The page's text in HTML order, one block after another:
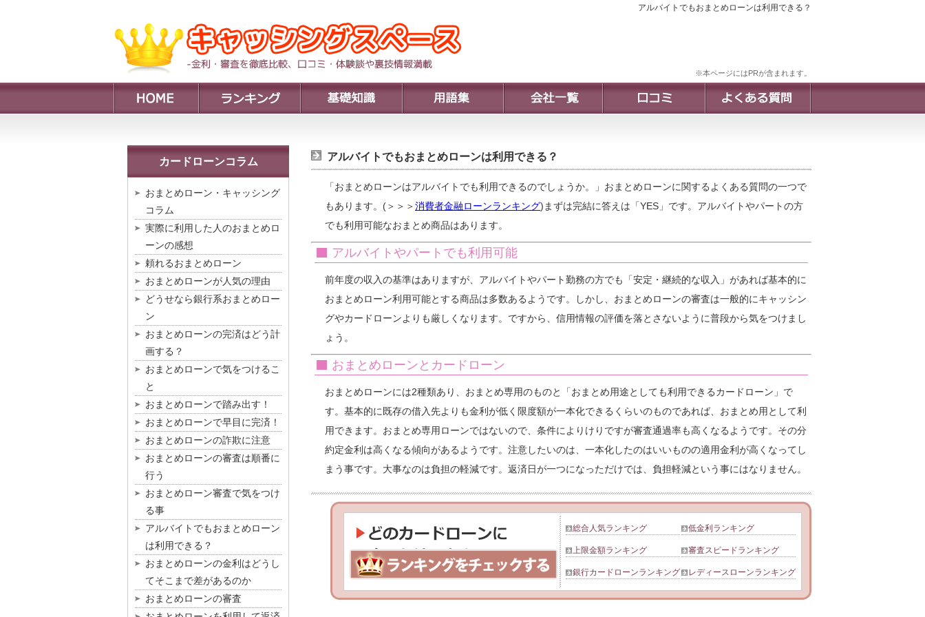
アルバイトでもおまとめローンは利用できる？
※本ページにはPRが含まれます。
カードローンコラム
おまとめローン・キャッシング
コラム
実際に利用した人のおまとめロ
ーンの感想
頼れるおまとめローン
おまとめローンが人気の理由
どうせなら銀行系おまとめロー
ン
おまとめローンの完済はどう計
画する？
おまとめローンで気をつけるこ
と
おまとめローンで踏み出す！
おまとめローンで早目に完済！
おまとめローンの詐欺に注意
おまとめローンの審査は順番に
行う
おまとめローン審査で気をつけ
る事
アルバイトでもおまとめローン
は利用できる？
おまとめローンの金利はどうし
てそこまで差があるのか
おまとめローンの審査
アルバイトでもおまとめローンは利用できる？
「おまとめローンはアルバイトでも利用できるのでしょうか。」おまとめローンに関するよくある質問の一つで
もあります。(＞＞＞消費者金融ローンランキング)まずは完結に答えは「YES」です。アルバイトやパートの方
でも利用可能なおまとめ商品はあります。
アルバイトやパートでも利用可能
前年度の収入の基準はありますが、アルバイトやパート勤務の方でも「安定・継続的な収入」があれば基本的に
おまとめローン利用可能とする商品は多数あるようです。しかし、おまとめローンの審査は一般的にキャッシン
グやカードローンよりも厳しくなります。ですから、信用情報の評価を落とさないように普段から気をつけまし
ょう。
おまとめローンとカードローン
おまとめローンには2種類あり、おまとめ専用のものと「おまとめ用途としても利用できるカードローン」で
す。基本的に既存の借入先よりも金利が低く限度額が一本化できるくらいのものであれば、おまとめ用として利
用できます。おまとめ専用ローンではないので、条件によりけりですが審査通過率も高くなるようです。その分
約定金利は高くなる傾向があるようです。注意したいのは、一本化したのはいいものの適用金利が高くなってし
まう事です。大事なのは負担の軽減です。返済日が一つになっただけでは、負担軽減という事にはなりません。
総合人気ランキング 低金利ランキング
上限金額ランキング 審査スピードランキング
銀行カードローンランキング レディースローンランキング